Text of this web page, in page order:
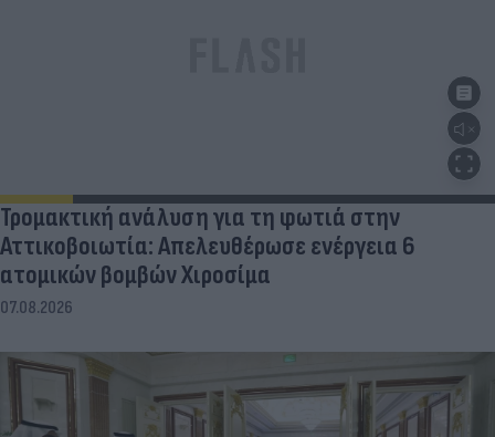
Τρομακτική ανάλυση για τη φωτιά στην
Αττικοβοιωτία: Απελευθέρωσε ενέργεια 6
ατομικών βομβών Χιροσίμα
07.08.2026